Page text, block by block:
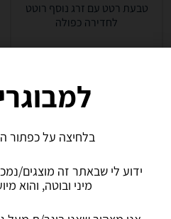
טבעת רטט עם זרג נוסף רוטט
לחדירה כפולה
לפרטים נוספים
בלחיצה על כפתור
ידוע לי שבאתר זה מוצגים/
מיני ובוטה, והוא